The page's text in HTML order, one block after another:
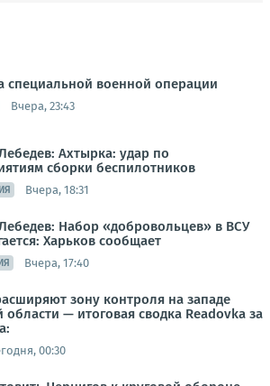
специальной военной операции
Вчера, 23:43
Ахтырка: удар по
сборки беспилотников
Вчера, 18:31
Набор «добровольцев» в ВСУ
Харьков сообщает
Вчера, 17:40
зону контроля на западе
области — итоговая сводка Readovka за
00:30